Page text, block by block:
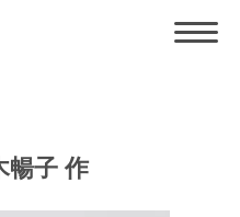
暢子 作